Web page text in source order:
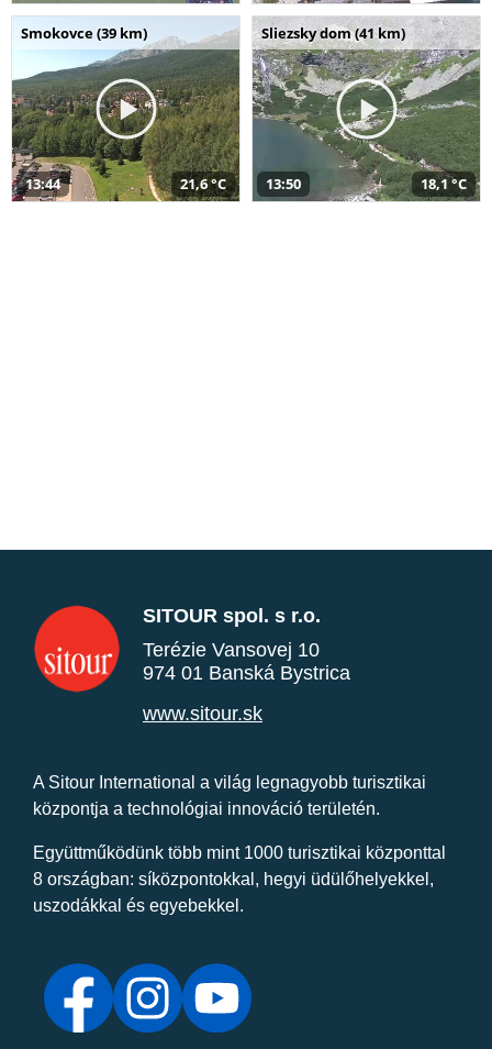
Smokovce (39 km)
13:44 21,6 °C
Sliezsky dom (41 km)
13:50 18,1 °C
SITOUR spol. s r.o.
Terézie Vansovej 10
974 01 Banská Bystrica
www.sitour.sk
A Sitour International a világ legnagyobb turisztikai
központja a technológiai innováció területén.
Együttműködünk több mint 1000 turisztikai központtal
8 országban: síközpontokkal, hegyi üdülőhelyekkel,
uszodákkal és egyebekkel.